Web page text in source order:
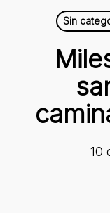
Sin
10